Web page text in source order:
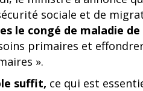
sociale et de
le congé de maladie
primaires et
».
suffit, ce qui est